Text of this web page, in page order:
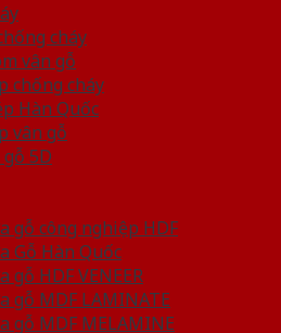
cháy
vân gỗ
chống cháy
Hàn Quốc
vân gỗ
5D
gỗ công nghiệp HDF
Gỗ Hàn Quốc
gỗ HDF VENEER
gỗ MDF LAMINATE
gỗ MDF MELAMINE